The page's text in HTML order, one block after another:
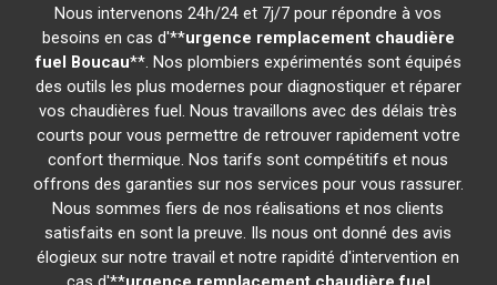
Nous intervenons 24h/24 et 7j/7 pour répondre à vos
besoins en cas d'**urgence remplacement chaudière
fuel Boucau**. Nos plombiers expérimentés sont équipés
des outils les plus modernes pour diagnostiquer et réparer
vos chaudières fuel. Nous travaillons avec des délais très
courts pour vous permettre de retrouver rapidement votre
confort thermique. Nos tarifs sont compétitifs et nous
offrons des garanties sur nos services pour vous rassurer.
Nous sommes fiers de nos réalisations et nos clients
satisfaits en sont la preuve. Ils nous ont donné des avis
élogieux sur notre travail et notre rapidité d'intervention en